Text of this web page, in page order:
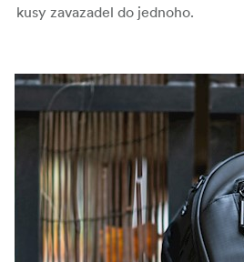
kusy zavazadel do jednoho.